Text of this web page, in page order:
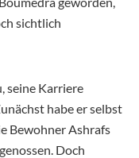
sichtlich
seine Karriere
habe er selbst
Bewohner Ashrafs
Doch